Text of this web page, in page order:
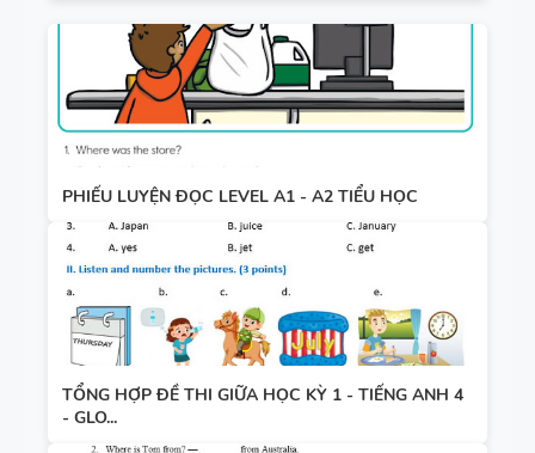
PHIẾU LUYỆN ĐỌC LEVEL A1 - A2 TIỂU HỌC
TỔNG HỢP ĐỀ THI GIỮA HỌC KỲ 1 - TIẾNG ANH 4
- GLO...